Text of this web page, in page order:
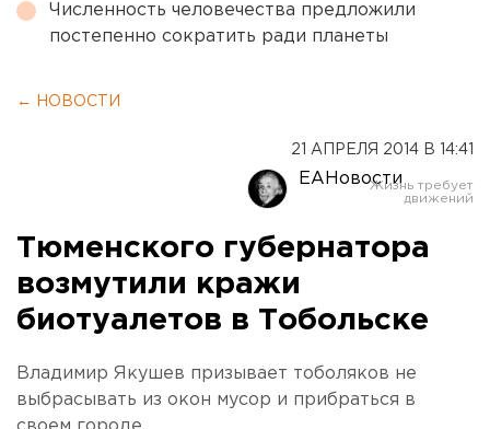
Численность человечества предложили
постепенно сократить ради планеты
← НОВОСТИ
21 АПРЕЛЯ 2014 В 14:41
ЕАНовости
Тюменского губернатора
возмутили кражи
биотуалетов в Тобольске
Владимир Якушев призывает тоболяков не
выбрасывать из окон мусор и прибраться в